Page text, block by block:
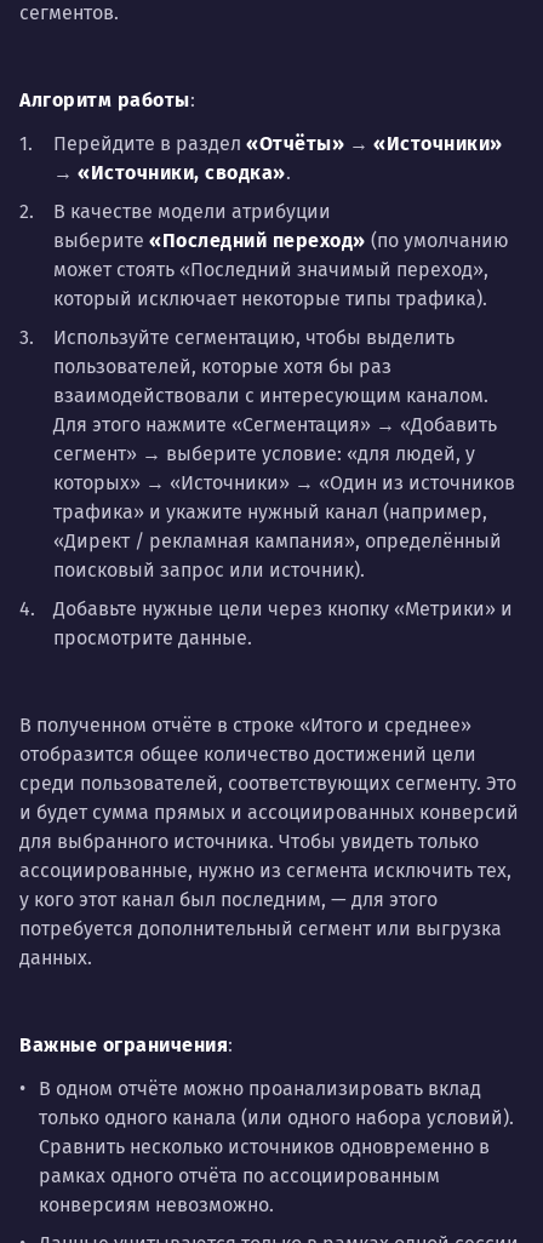
сегментов.
Алгоритм работы:
Перейдите в раздел «Отчёты» → «Источники»
→ «Источники, сводка».
В качестве модели атрибуции
выберите «Последний переход» (по умолчанию
может стоять «Последний значимый переход»,
который исключает некоторые типы трафика).
Используйте сегментацию, чтобы выделить
пользователей, которые хотя бы раз
взаимодействовали с интересующим каналом.
Для этого нажмите «Сегментация» → «Добавить
сегмент» → выберите условие: «для людей, у
которых» → «Источники» → «Один из источников
трафика» и укажите нужный канал (например,
«Директ / рекламная кампания», определённый
поисковый запрос или источник).
Добавьте нужные цели через кнопку «Метрики» и
просмотрите данные.
В полученном отчёте в строке «Итого и среднее»
отобразится общее количество достижений цели
среди пользователей, соответствующих сегменту. Это
и будет сумма прямых и ассоциированных конверсий
для выбранного источника. Чтобы увидеть только
ассоциированные, нужно из сегмента исключить тех,
у кого этот канал был последним, — для этого
потребуется дополнительный сегмент или выгрузка
данных.
Важные ограничения:
В одном отчёте можно проанализировать вклад
только одного канала (или одного набора условий).
Сравнить несколько источников одновременно в
рамках одного отчёта по ассоциированным
конверсиям невозможно.